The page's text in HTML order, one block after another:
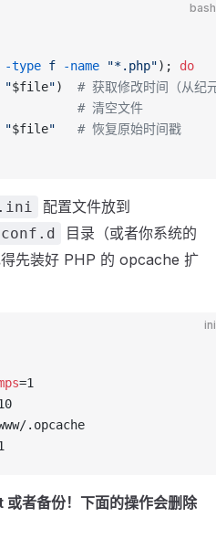
bash
-type f -name "*.php"); do
"$file") # 获取修改时间（从纪
# 清空文件
"$file"
   # 恢复原始时间戳
配置文件放到
目录（或者你系统的
先装好 PHP 的 opcache 扩
ini
=1
.opcache
者备份！下面的操作会删除